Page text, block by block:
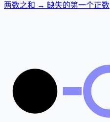
两数之和 → 缺失的第一个正数